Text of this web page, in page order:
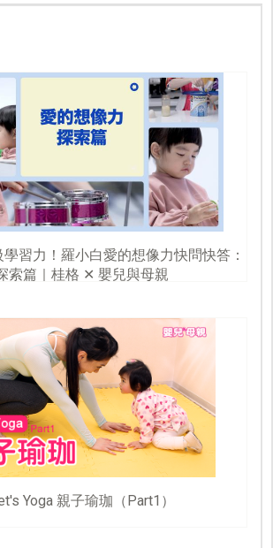
習力！羅小白愛的想像力快問快答：
索篇｜桂格 ✕ 嬰兒與母親
Yoga 親子瑜珈（Part1）